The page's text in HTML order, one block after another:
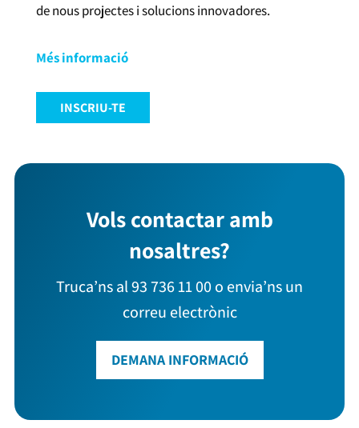
de nous projectes i solucions innovadores.
Més informació
INSCRIU-TE
Vols contactar amb
nosaltres?
Truca’ns al 93 736 11 00 o envia’ns un
correu electrònic
DEMANA INFORMACIÓ